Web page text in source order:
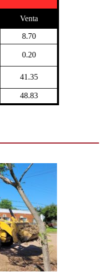
Venta
8.70
0.20
41.35
48.83